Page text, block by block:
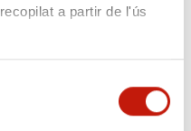
a partir de l'ús
per a la igualtat